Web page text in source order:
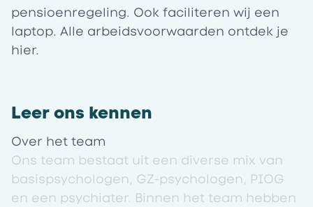
pensioenregeling. Ook faciliteren wij een
laptop. Alle arbeidsvoorwaarden ontdek je
hier.
Leer ons kennen
Over het team
Ons team bestaat uit een diverse mix van
basispsychologen, GZ-psychologen, PIOG
en een psychiater. Binnen het team hebben